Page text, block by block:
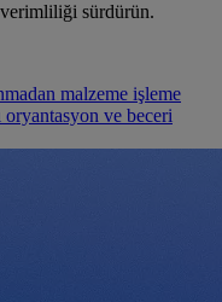
verimliliği sürdürün.
malzeme işleme
oryantasyon ve beceri